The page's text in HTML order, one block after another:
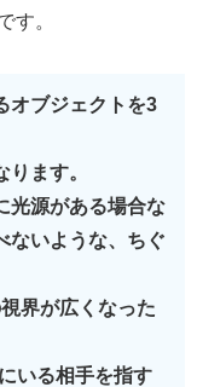
す。
オブジェクトを3
ます。
光源がある場合な
ないような、ちぐ
界が広くなった
いる相手を指す